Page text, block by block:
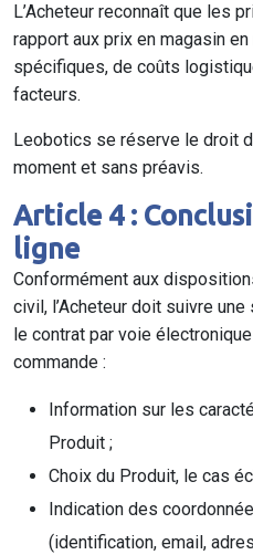
L’Acheteur reconnaît que les
rapport aux prix en magasin
spécifiques, de coûts
facteurs.
Leobotics se réserve le droit
moment et sans préavis.
Article 4 :
ligne
Conformément aux
civil, l’Acheteur doit suivre
le contrat par voie
commande :
Information sur les
Produit ;
Choix du Produit, le cas
Indication des
(identification, email,